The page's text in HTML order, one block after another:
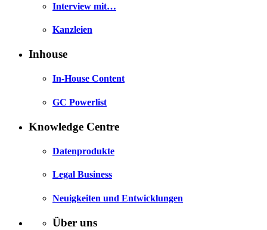
Interview mit…
Kanzleien
Inhouse
In-House Content
GC Powerlist
Knowledge Centre
Datenprodukte
Legal Business
Neuigkeiten und Entwicklungen
Über uns